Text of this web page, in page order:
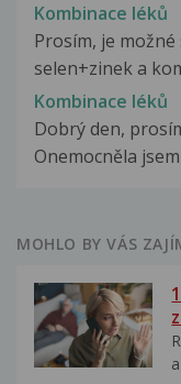
Kombinace léků
Prosím, je
selen+zinek a
Kombinace léků
Dobrý den,
Onemocněla
MOHLO BY VÁS